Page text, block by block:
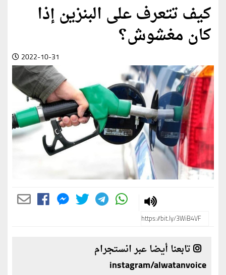
كيف تتعرف على البنزين إذا
كان مغشوش؟
2022-10-31
تابعنا أيضا عبر انستجرام
instagram/alwatanvoice